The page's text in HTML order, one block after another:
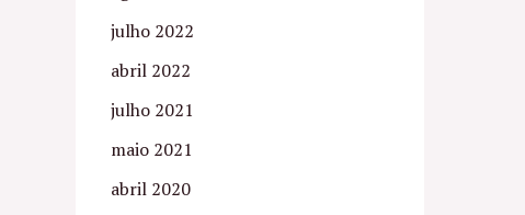
julho 2022
abril 2022
julho 2021
maio 2021
abril 2020